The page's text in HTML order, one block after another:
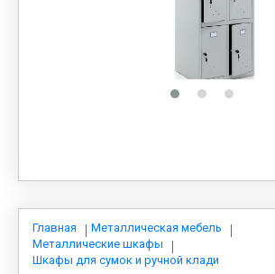
МЕДИЦИНСКАЯ МЕБЕЛЬ
СИСТЕМЫ ХРАНЕНИЯ
МЕБЕЛЬ ДЛЯ ДОМА
Главная
Металлическая мебель
Металлические шкафы
Шкафы для сумок и ручной клади